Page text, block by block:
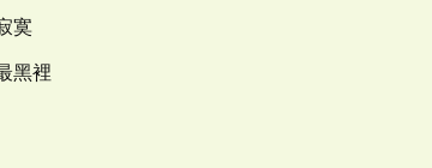
寞
黑裡